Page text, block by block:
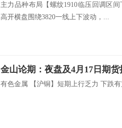
主力品种布局【螺纹1910临压回调区
高开横盘围绕3820一线上下波动，...
金山论期：夜盘及4月17日期
有色金属 【沪铜】短期上行乏力 下跌